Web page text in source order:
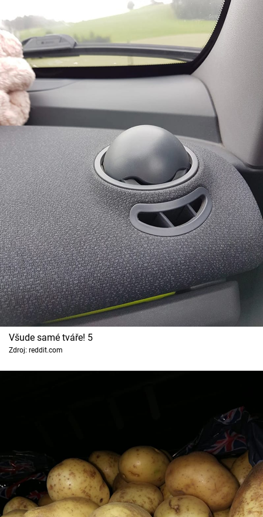
Všude samé tváře! 5
Zdroj: reddit.com